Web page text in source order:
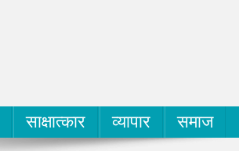
साक्षात्कार व्यापार समाज